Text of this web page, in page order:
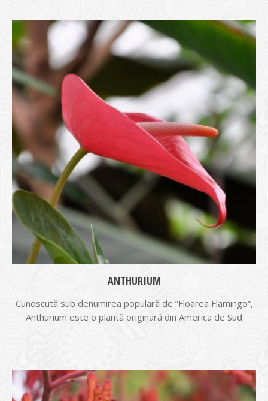
ANTHURIUM
Cunoscută sub denumirea populară de ”Floarea Flamingo”,
Anthurium este o plantă originară din America de Sud